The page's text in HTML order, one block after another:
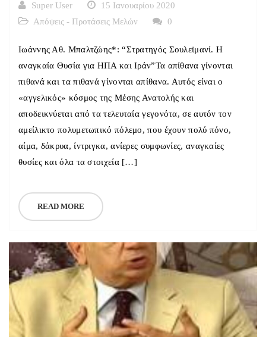
Super User
15 Ιανουαρίου 2020
Απόψεις - Προτάσεις Μελών
0
Ιωάννης Αθ. Μπαλτζώης*: “Στρατηγός Σουλεϊμανί. Η
αναγκαία Θυσία για ΗΠΑ και Ιράν”Τα απίθανα γίνονται
πιθανά και τα πιθανά γίνονται απίθανα. Αυτός είναι ο
«αγγελικός» κόσμος της Μέσης Ανατολής και
αποδεικνύεται από τα τελευταία γεγονότα, σε αυτόν τον
αμείλικτο πολυμετωπικό πόλεμο, που έχουν πολύ πόνο,
αίμα, δάκρυα, ίντριγκα, ανίερες συμφωνίες, αναγκαίες
θυσίες και όλα τα στοιχεία […]
READ MORE